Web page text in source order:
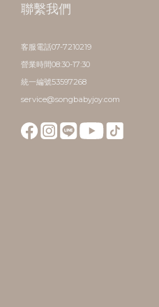
聯繫我們
客服電話07-7210219
營業時間08:30-17:30
統一編號53597268
service@songbabyjoy.com